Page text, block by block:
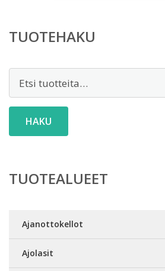
TUOTEHAKU
HAKU
TUOTEALUEET
Ajanottokellot
Ajolasit